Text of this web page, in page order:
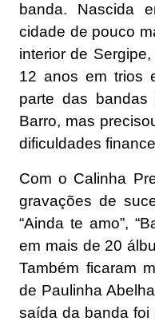
banda. Nascida
cidade de pouco
interior de
12 anos em trios
parte das
Barro, mas
dificuldades
Com o Calinha
gravações de
“Ainda te amo”,
em mais de 20
Também ficaram
de Paulinha
saída da banda foi